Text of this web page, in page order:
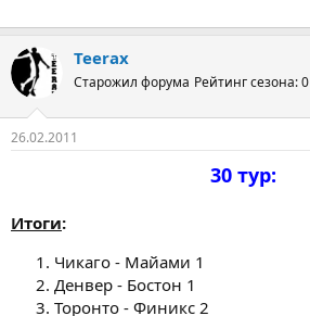
Teerax
Старожил форума Рейтинг сезона: 0
26.02.2011
30 тур:
Итоги:
Чикаго - Майами 1
Денвер - Бостон 1
Торонто - Финикс 2